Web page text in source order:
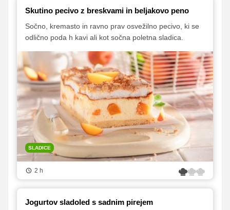
Skutino pecivo z breskvami in beljakovo peno
Sočno, kremasto in ravno prav osvežilno pecivo, ki se
odlično poda h kavi ali kot sočna poletna sladica.
SLADICE
2 h
Jogurtov sladoled s sadnim pirejem